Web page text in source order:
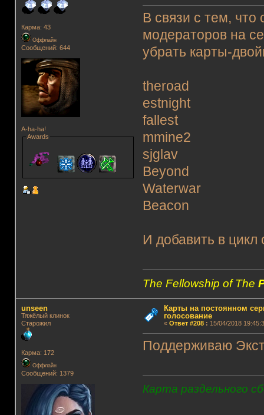
Карма: 43
Оффлайн
Сообщений: 644
A-ha-ha!
Awards
В связи с тем,
модераторов на
убрать карты-
theroad
estnight
fallest
mmine2
sjglav
Beyond
Waterwar
Beacon
И добавить в
The Fellowship of The
unseen
Тяжёлый клинок
Старожил
Карма: 172
Оффлайн
Сообщений: 1379
Карты на постоянном
голосование
« Ответ #208: 15/04/2018
Поддерживаю
Карта раздельного